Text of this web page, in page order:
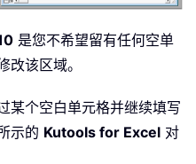
是您不希望留有任何空单
该区域。
某个空白单元格并继续填写
示的 Kutools for Excel 对